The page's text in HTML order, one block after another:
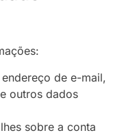
de e-mail,
outros dados
sobre a conta